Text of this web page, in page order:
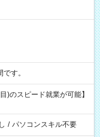
間です。
)のスピード就業が可能】
/ パソコンスキル不要